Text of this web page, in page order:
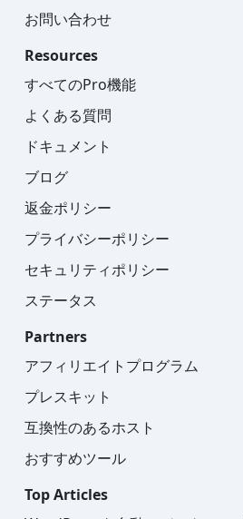
お問い合わせ
Resources
すべてのPro機能
よくある質問
ドキュメント
ブログ
返金ポリシー
プライバシーポリシー
セキュリティポリシー
ステータス
Partners
アフィリエイトプログラム
プレスキット
互換性のあるホスト
おすすめツール
Top Articles